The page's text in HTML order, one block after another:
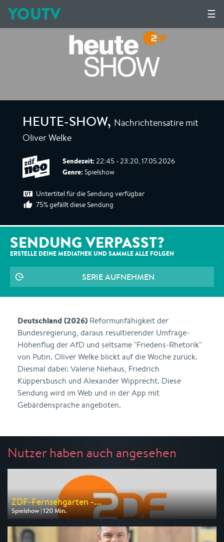
☰
YOUTV
HEUTE-SHOW, Nachrichtensatire mit
Oliver Welke
Sendezeit: 22:45 - 23:20, 17.05.2026
Genre: Spielshow
Untertitel für die Sendung verfügbar
75% gefällt diese Sendung
SENDUNG VERPASST?
ERSTELLE DEINE MEDIATHEK UND SAMMLE ALLE FOLGEN
SERIE AUFNEHMEN
Deutschland (2026) Reformunfähigkeit der
Bundesregierung, daraus resultierender Umfrage-
Höhenflug der AfD und seltsame "Friedens-Rhetorik"
von Putin. Oliver Welke blickt auf die Woche zurück.
Diesmal dabei: Valerie Niehaus, Friedrich
Küppersbusch und Alexander Wipprecht. Diese
Sendung wird im Web und in der App mit
Gebärdensprache angeboten.
Nutzer haben auch angesehen
ZDF-Fernsehgarten -...
Spielshow | 120 Min.
Ausgestrahlt von ZDF
am 09.08.2026, 12:00